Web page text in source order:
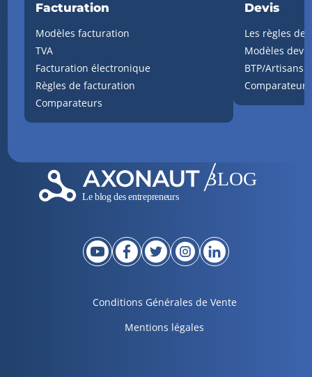
Facturation
Modèles facturation
TVA
Facturation électronique
Règles de facturation
Comparateurs
Devis
Les règles de
Modèles devis
BTP/Artisans
Conditions Générales de Vente
Mentions légales